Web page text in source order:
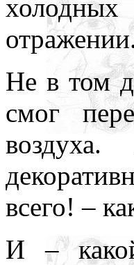
Не в том
смог
всего! –
И –